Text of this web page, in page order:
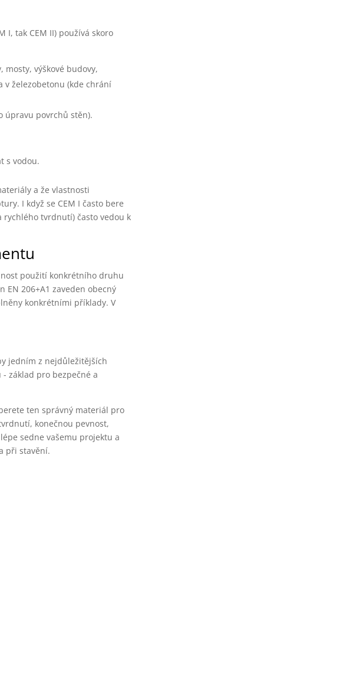
I, tak CEM II) používá skoro
výškové budovy,
v železobetonu (kde chrání
úpravu povrchů stěn).
s vodou.
a že vlastnosti
I když se CEM I často bere
rychlého tvrdnutí) často vedou k
použití konkrétního druhu
206+A1 zaveden obecný
konkrétními příklady. V
jedním z nejdůležitějších
základ pro bezpečné a
ten správný materiál pro
konečnou pevnost,
sedne vašemu projektu a
při stavění.